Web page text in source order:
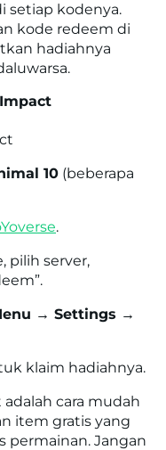
setiap kodenya.
kode redeem di
hadiahnya
10 (beberapa
.
pilih server,
→ Settings →
klaim hadiahnya.
cara mudah
item gratis yang
permainan. Jangan